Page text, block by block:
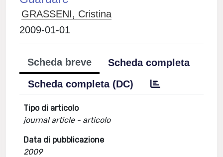
GRASSENI, Cristina
2009-01-01
Scheda breve
Scheda completa
Scheda completa (DC)
Tipo di articolo
journal article - articolo
Data di pubblicazione
2009